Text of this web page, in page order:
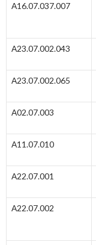
А16.07.037.007
А23.07.002.043
А23.07.002.065
А02.07.003
А11.07.010
А22.07.001
А22.07.002